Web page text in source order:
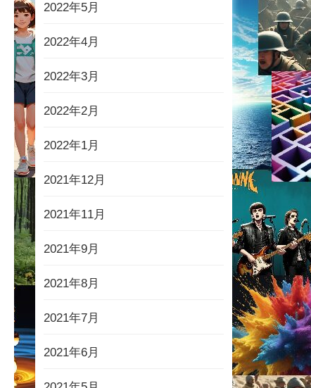
2022年5月
2022年4月
2022年3月
2022年2月
2022年1月
2021年12月
2021年11月
2021年9月
2021年8月
2021年7月
2021年6月